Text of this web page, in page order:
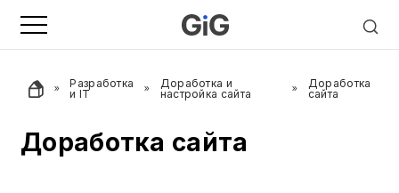
Разработка
и IT
Доработка и
настройка сайта
Доработка
сайта
Доработка сайта